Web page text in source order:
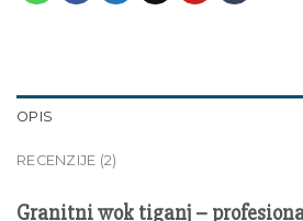
OPIS
RECENZIJE (2)
Granitni wok tiganj –